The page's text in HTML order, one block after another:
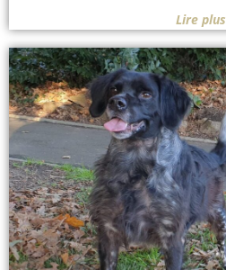
Lire plus